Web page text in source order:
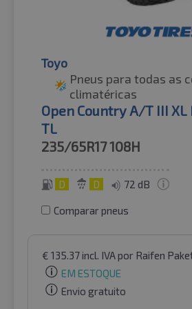
Toyo
Pneus para todas as
climatéricas
Open Country A/T III XL
TL
235/65R17108H
D D 72 dB
Comparar pneus
€ 135.37incl. IVApor Raifen
EM ESTOQUE
Envio gratuito